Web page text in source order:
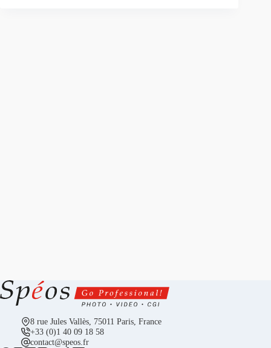
8 rue Jules Vallès, 75011 Paris, France
+33 (0)1 40 09 18 58
contact@speos.fr